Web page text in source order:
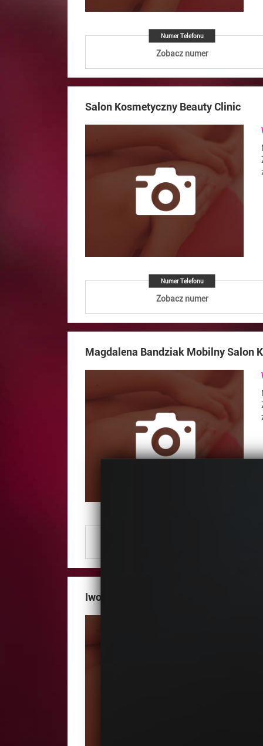
Numer Telefonu
Zobacz numer
Salon Kosmetyczny Beauty Clinic
Numer Telefonu
Zobacz numer
Magdalena Bandziak Mobilny Salon
Iwona Stromecka gabinet